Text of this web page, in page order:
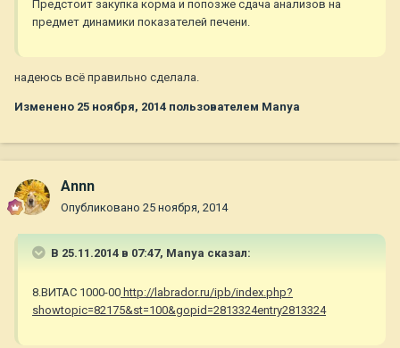
Предстоит закупка корма и попозже сдача анализов на
предмет динамики показателей печени.
надеюсь всё правильно сделала.
Изменено 25 ноября, 2014 пользователем Manya
Annn
Опубликовано 25 ноября, 2014
В 25.11.2014 в 07:47, Manya сказал:
8.ВИТАС 1000-00 http://labrador.ru/ipb/index.php?
showtopic=82175&st=100&gopid=2813324entry2813324